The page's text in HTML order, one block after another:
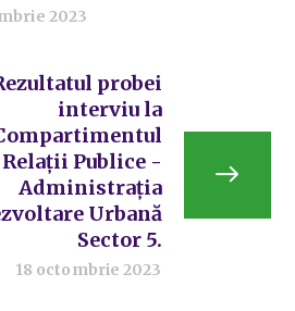
2023
probei
interviu la
Relații Publice -
Administrația
Urbană
Sector 5.
18 octombrie 2023